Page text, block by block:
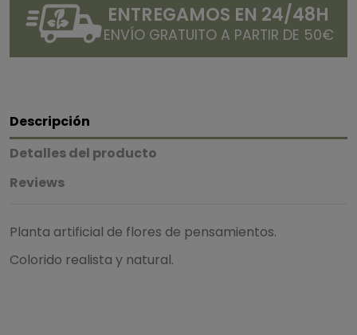
ENTREGAMOS EN 24/48H
ENVÍO GRATUITO A PARTIR DE 50€
Descripción
Detalles del producto
Reviews
Planta artificial de flores de pensamientos.
Colorido realista y natural.